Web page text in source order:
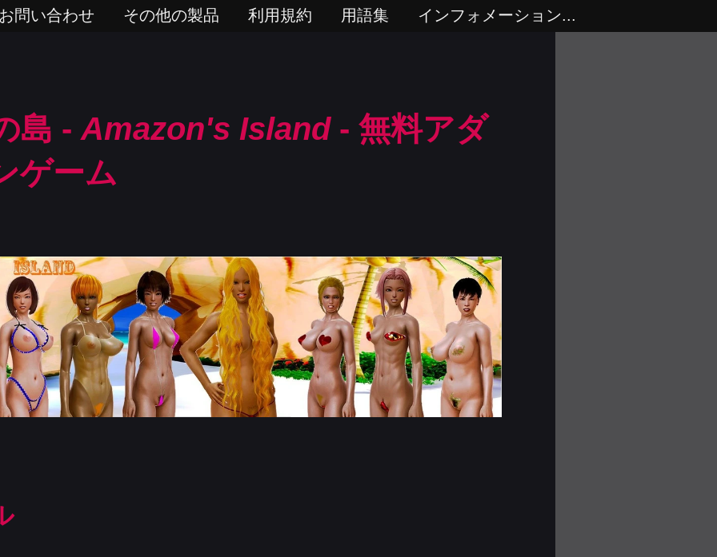
問い合わせ その他の製品 利用規約 用語集 インフォメーション...
島 - Amazon's Island- 無料アダ
ゲーム